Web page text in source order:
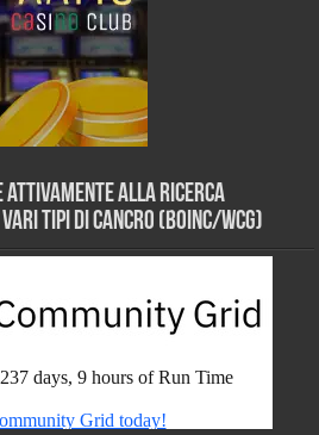
attivamente alla ricerca
tipi di Cancro (BOINC/WCG)